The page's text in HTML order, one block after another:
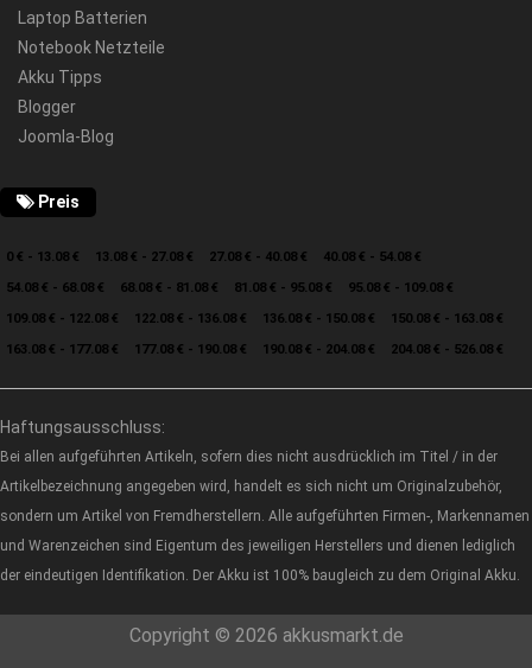
Laptop Batterien
Notebook Netzteile
Akku Tipps
Blogger
Joomla-Blog
Preis
0 € - 13.08 € 13.08 € - 27.08 € 27.08 € - 40.08 €
40.08 € - 54.08 €
54.08 € - 68.08 €
68.08 € - 81.08 € 81.08 € - 95.08 €
95.08 € - 109.08 €
109.08 € - 122.08 €
122.08 € - 136.08 € 136.08 € - 150.08 €
150.08 € - 163.08 €
163.08 € - 177.08 €
177.08 € - 190.08 € 190.08 € - 204.08 € 204.08 € - 526.08 €
Haftungsausschluss:
Bei allen aufgeführten Artikeln, sofern dies nicht ausdrücklich im Titel / in der
Artikelbezeichnung angegeben wird, handelt es sich nicht um Originalzubehör,
sondern um Artikel von Fremdherstellern. Alle aufgeführten Firmen-, Markennamen
und Warenzeichen sind Eigentum des jeweiligen Herstellers und dienen lediglich
der eindeutigen Identifikation. Der Akku ist 100% baugleich zu dem Original Akku.
Copyright © 2026 akkusmarkt.de